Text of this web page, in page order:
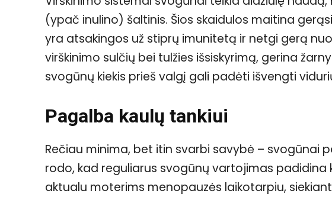
(ypač inulino) šaltinis. Šios skaidulos maitina
yra atsakingos už stiprų imunitetą ir netgi gerą
virškinimo sulčių bei tulžies išsiskyrimą, gerina
svogūnų kiekis prieš valgį gali padėti išvengti
Pagalba kaulų tankiui
Rečiau minima, bet itin svarbi savybė – svogūnai
rodo, kad reguliarus svogūnų vartojimas padidina
aktualu moterims menopauzės laikotarpiu,